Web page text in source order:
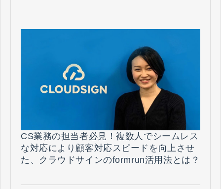
CS業務の担当者必見！複数人でシームレス
な対応により顧客対応スピードを向上させ
た、クラウドサインのformrun活用法とは？